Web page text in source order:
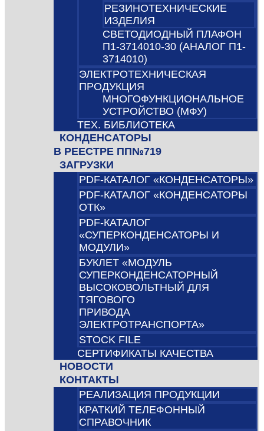
РЕЗИНОТЕХНИЧЕСКИЕ
ИЗДЕЛИЯ
СВЕТОДИОДНЫЙ ПЛАФОН
П1-3714010-30 (АНАЛОГ П1-
3714010)
ЭЛЕКТРОТЕХНИЧЕСКАЯ
ПРОДУКЦИЯ
МНОГОФУНКЦИОНАЛЬНОЕ
УСТРОЙСТВО (МФУ)
ТЕХ. БИБЛИОТЕКА
КОНДЕНСАТОРЫ
В РЕЕСТРЕ ПП№719
ЗАГРУЗКИ
PDF-КАТАЛОГ «КОНДЕНСАТОРЫ»
PDF-КАТАЛОГ «КОНДЕНСАТОРЫ
ОТК»
PDF-КАТАЛОГ
«СУПЕРКОНДЕНСАТОРЫ И
МОДУЛИ»
БУКЛЕТ «МОДУЛЬ
СУПЕРКОНДЕНСАТОРНЫЙ
ВЫСОКОВОЛЬТНЫЙ ДЛЯ
ТЯГОВОГО
ПРИВОДА
ЭЛЕКТРОТРАНСПОРТА»
STOCK FILE
СЕРТИФИКАТЫ КАЧЕСТВА
НОВОСТИ
КОНТАКТЫ
РЕАЛИЗАЦИЯ ПРОДУКЦИИ
КРАТКИЙ ТЕЛЕФОННЫЙ
СПРАВОЧНИК